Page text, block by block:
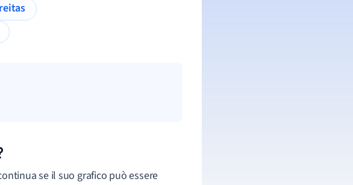
se il suo grafico può essere